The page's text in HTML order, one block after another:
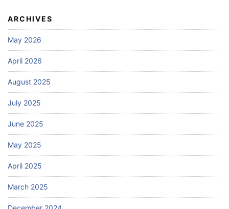
ARCHIVES
May 2026
April 2026
August 2025
July 2025
June 2025
May 2025
April 2025
March 2025